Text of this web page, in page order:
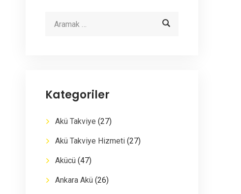
Kategoriler
Akü Takviye (27)
Akü Takviye Hizmeti (27)
Akücü (47)
Ankara Akü (26)